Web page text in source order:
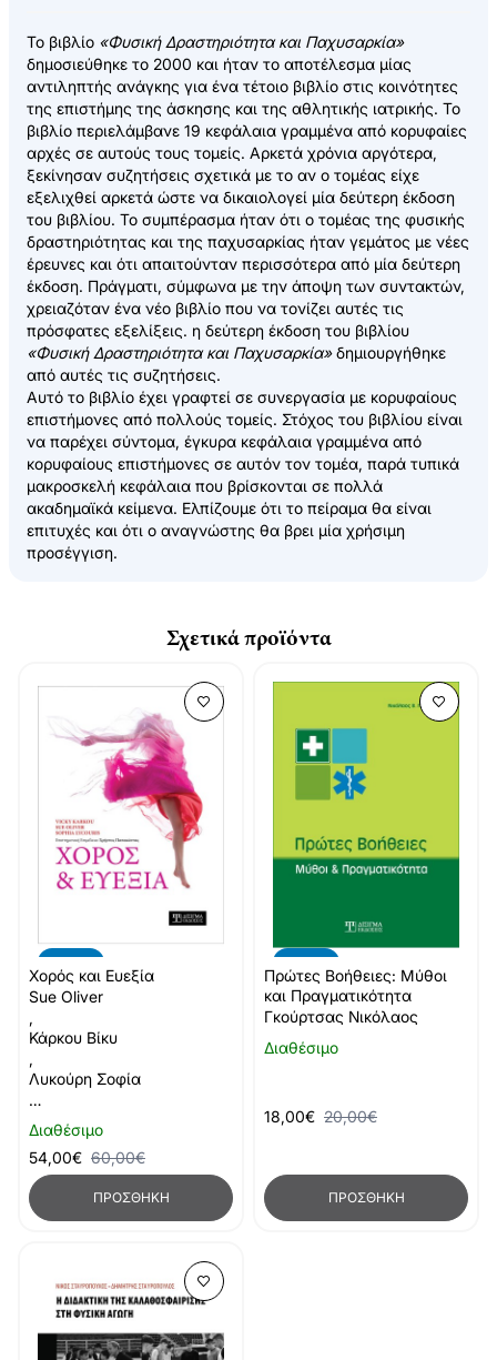
Το βιβλίο «Φυσική Δραστηριότητα και Παχυσαρκία»
δημοσιεύθηκε το 2000 και ήταν το αποτέλεσμα μίας
αντιληπτής ανάγκης για ένα τέτοιο βιβλίο στις κοινότητες
της επιστήμης της άσκησης και της αθλητικής ιατρικής. Το
βιβλίο περιελάμβανε 19 κεφάλαια γραμμένα από κορυφαίες
αρχές σε αυτούς τους τομείς. Αρκετά χρόνια αργότερα,
ξεκίνησαν συζητήσεις σχετικά με το αν ο τομέας είχε
εξελιχθεί αρκετά ώστε να δικαιολογεί μία δεύτερη έκδοση
του βιβλίου. Το συμπέρασμα ήταν ότι ο τομέας της φυσικής
δραστηριότητας και της παχυσαρκίας ήταν γεμάτος με νέες
έρευνες και ότι απαιτούνταν περισσότερα από μία δεύτερη
έκδοση. Πράγματι, σύμφωνα με την άποψη των συντακτών,
χρειαζόταν ένα νέο βιβλίο που να τονίζει αυτές τις
πρόσφατες εξελίξεις. η δεύτερη έκδοση του βιβλίου
«Φυσική Δραστηριότητα και Παχυσαρκία»δημιουργήθηκε
από αυτές τις συζητήσεις.
Αυτό το βιβλίο έχει γραφτεί σε συνεργασία με κορυφαίους
επιστήμονες από πολλούς τομείς. Στόχος του βιβλίου είναι
να παρέχει σύντομα, έγκυρα κεφάλαια γραμμένα από
κορυφαίους επιστήμονες σε αυτόν τον τομέα, παρά τυπικά
μακροσκελή κεφάλαια που βρίσκονται σε πολλά
ακαδημαϊκά κείμενα. Ελπίζουμε ότι το πείραμα θα είναι
επιτυχές και ότι ο αναγνώστης θα βρει μία χρήσιμη
προσέγγιση.
Σχετικά προϊόντα
Διαθέσιμο
Χορός και Ευεξία
Sue Oliver
,
Κάρκου Βίκυ
,
Λυκούρη Σοφία
…
54,00€ 60,00€
ΠΡΟΣΘΉΚΗ
Διαθέσιμο
Πρώτες Βοήθειες: Μύθοι
και Πραγματικότητα
Γκούρτσας Νικόλαος
18,00€ 20,00€
ΠΡΟΣΘΉΚΗ